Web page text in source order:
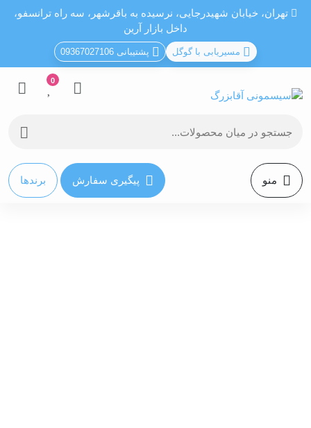
تهران، خيابان شهيدرجايى، نرسیده به باقرشهر، سه راه ترانسفو،
داخل بازار آرین
مسیریابی با گوگل پشتیبانی 09367027106
0
منو پیگیری سفارش برندها